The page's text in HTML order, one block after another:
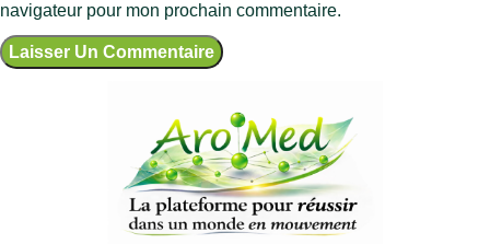
navigateur pour mon prochain commentaire.